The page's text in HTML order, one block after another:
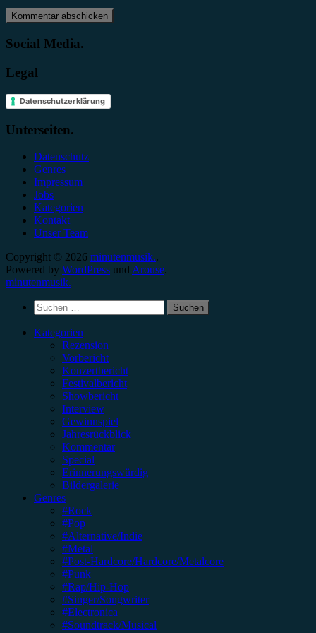
Social Media.
Legal
Datenschutzerklärung
Unterseiten.
Datenschutz
Genres
Impressum
Jobs
Kategorien
Kontakt
Unser Team
Copyright © 2026 minutenmusik..
Powered by WordPress und Arouse.
minutenmusik.
Suchen
nach:
Kategorien
Rezension
Vorbericht
Konzertbericht
Festivalbericht
Showbericht
Interview
Gewinnspiel
Jahresrückblick
Kommentar
Special
Erinnerungswürdig
Bildergalerie
Genres
#Rock
#Pop
#Alternative/Indie
#Metal
#Post-Hardcore/Hardcore/Metalcore
#Punk
#Rap/Hip-Hop
#Singer/Songwriter
#Electronica
#Soundtrack/Musical